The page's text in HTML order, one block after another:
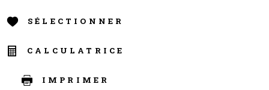
SÉLECTIONNER
CALCULATRICE
IMPRIMER